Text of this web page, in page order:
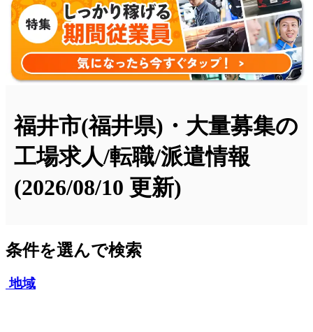
福井市(福井県)・大量募集の
工場求人/転職/派遣情報
(2026/08/10 更新)
条件を選んで検索
地域